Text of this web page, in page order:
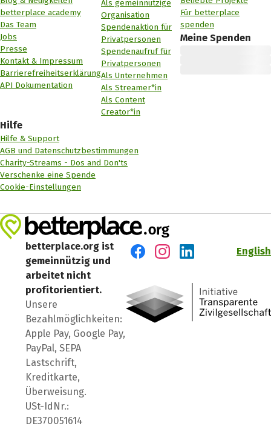
betterplace academy
Das Team
Jobs
Presse
Kontakt & Impressum
Barrierefreiheitserklärung
API Dokumentation
Als gemeinnützige
Organisation
Spendenaktion für
Privatpersonen
Spendenaufruf für
Privatpersonen
Als Unternehmen
Als Streamer*in
Als Content
Creator*in
Für betterplace
spenden
Meine Spenden
Hilfe
Hilfe & Support
AGB und Datenschutzbestimmungen
Charity-Streams - Dos and Don'ts
Verschenke eine Spende
Cookie-Einstellungen
betterplace.org ist
gemeinnützig und
arbeitet nicht
profitorientiert.
Unsere
Bezahlmöglichkeiten:
Apple Pay, Google Pay,
PayPal, SEPA
Lastschrift,
Kreditkarte,
Überweisung.
USt-IdNr.:
DE370051614
English